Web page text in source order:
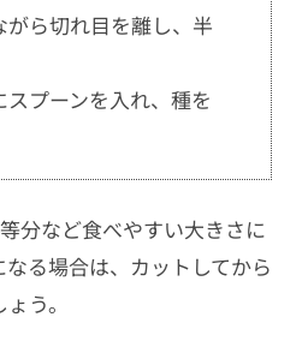
ら切れ目を離し、半
プーンを入れ、種を
分など食べやすい大きさに
る場合は、カットしてから
う。